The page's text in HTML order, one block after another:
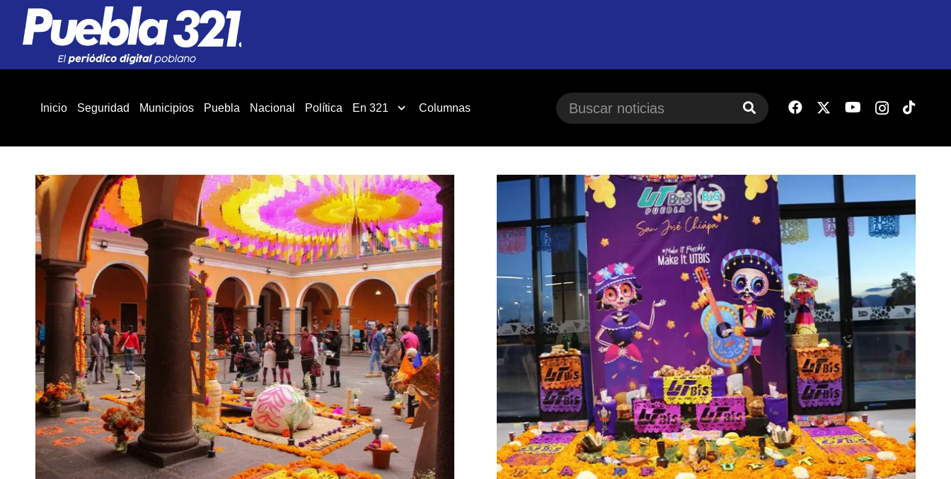
Inicio Seguridad Municipios Puebla Nacional Política En 321 Columnas